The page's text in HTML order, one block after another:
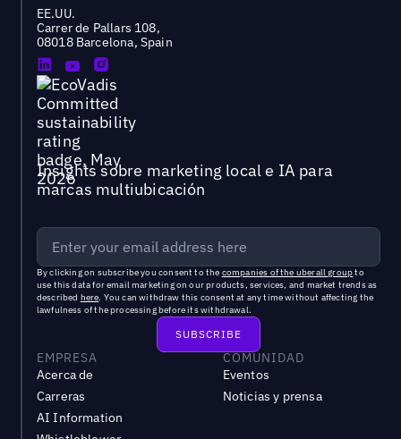
EE.UU.
Carrer de Pallars 108,
08018 Barcelona, Spain
Insights sobre marketing local e IA para
marcas multiubicación
By clicking on subscribe you consent to the companies of the uberall groupto
use this data for email marketing on our products, services, and market trends as
described here. You can withdraw this consent at any time without affecting the
lawfulness of the processing before its withdrawal.
EMPRESA
Acerca de
Carreras
AI Information
COMUNIDAD
Eventos
Noticias y prensa